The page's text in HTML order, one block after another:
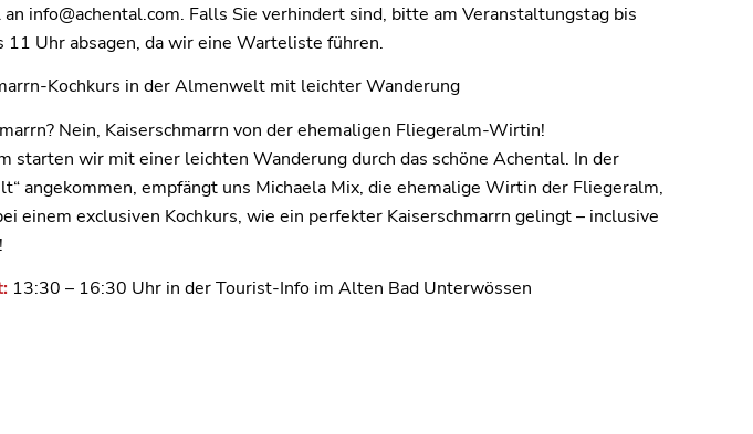
an info@achental.com. Falls Sie verhindert sind, bitte am Veranstaltungstag bis
11 Uhr absagen, da wir eine Warteliste führen.
Kochkurs in der Almenwelt mit leichter Wanderung
Nein, Kaiserschmarrn von der ehemaligen Fliegeralm-Wirtin!
starten wir mit einer leichten Wanderung durch das schöne Achental. In der
angekommen, empfängt uns Michaela Mix, die ehemalige Wirtin der Fliegeralm,
einem exclusiven Kochkurs, wie ein perfekter Kaiserschmarrn gelingt – inclusive
13:30 – 16:30 Uhr in der Tourist-Info im Alten Bad Unterwössen